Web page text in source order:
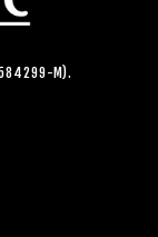
M).